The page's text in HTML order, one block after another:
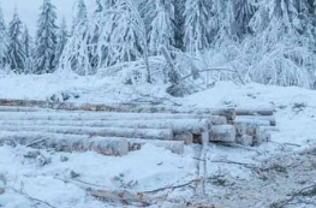
vuosittain lähes 60
josta lähes 80 miljoonaa
rahoituksen painotuksen